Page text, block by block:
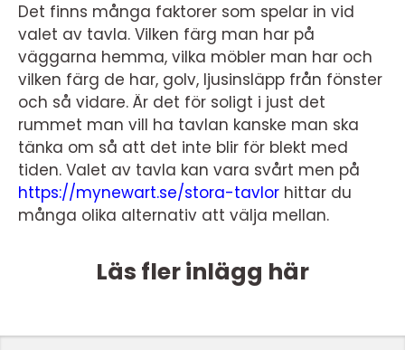
Det finns många faktorer som spelar in vid
valet av tavla. Vilken färg man har på
väggarna hemma, vilka möbler man har och
vilken färg de har, golv, ljusinsläpp från fönster
och så vidare. Är det för soligt i just det
rummet man vill ha tavlan kanske man ska
tänka om så att det inte blir för blekt med
tiden. Valet av tavla kan vara svårt men på
https://mynewart.se/stora-tavlor hittar du
många olika alternativ att välja mellan.
Läs fler inlägg här